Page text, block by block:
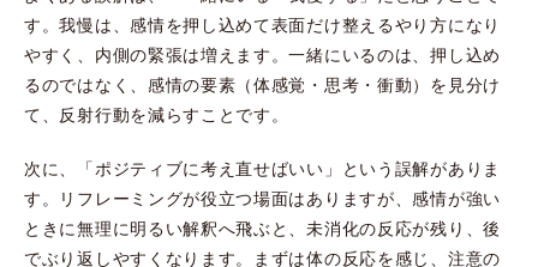
す。我慢は、感情を押し込めて表面だけ整えるやり方になり
やすく、内側の緊張は増えます。一緒にいるのは、押し込め
るのではなく、感情の要素（体感覚・思考・衝動）を見分け
て、反射行動を減らすことです。
次に、「ポジティブに考え直せばいい」という誤解がありま
す。リフレーミングが役立つ場面はありますが、感情が強い
ときに無理に明るい解釈へ飛ぶと、未消化の反応が残り、後
でぶり返しやすくなります。まずは体の反応を感じ、注意の